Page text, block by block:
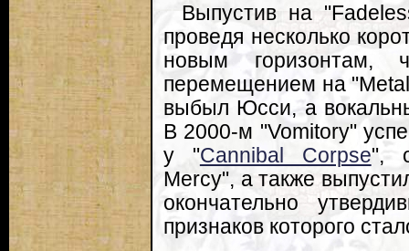
Выпустив на
проведя несколько
новым горизонтам,
перемещением на
выбыл Юсси, а
В 2000-м "Vomitory"
у "Cannibal Corpse",
Mercy", а также
окончательно
признаков которого